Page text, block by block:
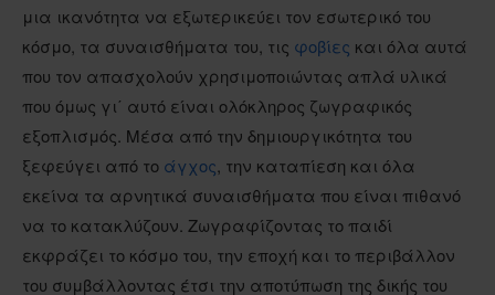
μια ικανότητα να εξωτερικεύει τον εσωτερικό του
κόσμο, τα συναισθήματα του, τις φοβίες και όλα αυτά
που τον απασχολούν χρησιμοποιώντας απλά υλικά
που όμως γι΄ αυτό είναι ολόκληρος ζωγραφικός
εξοπλισμός. Μέσα από την δημιουργικότητα του
ξεφεύγει από το άγχος, την καταπίεση και όλα
εκείνα τα αρνητικά συναισθήματα που είναι πιθανό
να το κατακλύζουν. Ζωγραφίζοντας το παιδί
εκφράζει το κόσμο του, την εποχή και το περιβάλλον
του συμβάλλοντας έτσι την αποτύπωση της δικής του